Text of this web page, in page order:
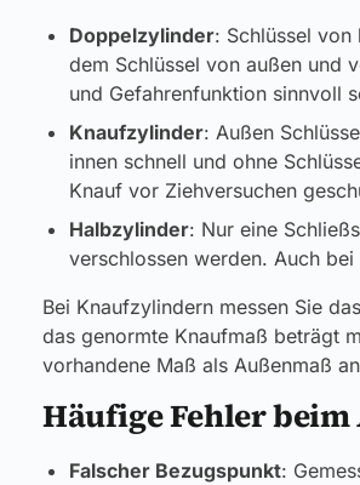
Doppelzylinder: Schlüssel von
dem Schlüssel von außen und
und Gefahrenfunktion sinnvoll
Knaufzylinder: Außen
innen schnell und ohne
Knauf vor Ziehversuchen
Halbzylinder: Nur eine
verschlossen werden. Auch
Bei Knaufzylindern messen Sie
das genormte Knaufmaß beträgt
vorhandene Maß als Außenmaß
Häufige Fehler beim
Falscher Bezugspunkt: